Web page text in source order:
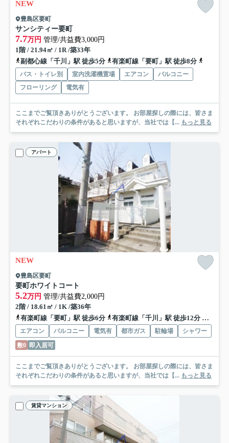
NEW
豊島区要町
サンシティー要町
7.7万円 管理/共益費3,000円
1階 / 21.94㎡ / 1R /築33年
副都心線「千川」駅 徒歩5分
有楽町線「要町」駅 徒歩8分
バス・トイレ別 室内洗濯機置場 エアコン
バルコニー
フローリング
電気有
ここまでご覧頂きありがとうございます。 お部屋探しの際には、皆さま
それぞれこだわりの条件があると思いますが、当社では【... もっと見る
アパート
NEW
豊島区要町
要町ホワイトコート
5.2万円 管理/共益費2,000円
2階 / 18.61㎡ / 1K /築36年
有楽町線「要町」駅 徒歩6分
有楽町線「千川」駅 徒歩12分 西武池
エアコン バルコニー 電気有 都市ガス 駐輪場
シャワー
敷0 即入居可
ここまでご覧頂きありがとうございます。 お部屋探しの際には、皆さま
それぞれこだわりの条件があると思いますが、当社では【... もっと見る
賃貸マンション